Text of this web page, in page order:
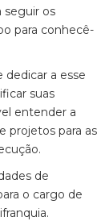
seguir os
para conhecê-
dedicar a esse
suas
entender a
projetos para as
de
o cargo de